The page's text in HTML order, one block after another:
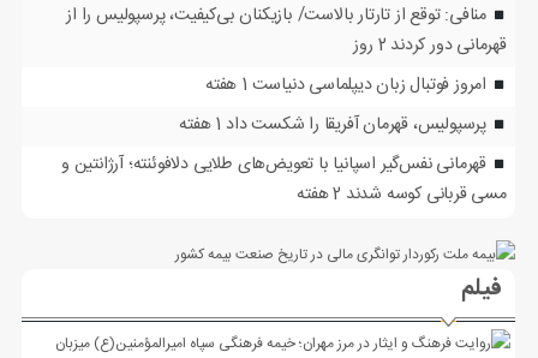
منافی: توقع از تارتار بالاست/ بازیکنان بی‌کیفیت، پرسپولیس را از
قهرمانی دور کردند 2 روز
امروز فوتبال زبان دیپلماسی دنیاست 1 هفته
پرسپولیس، قهرمان آفریقا را شکست داد 1 هفته
قهرمانی نفس‌گیر اسپانیا با تعویض‌های طلایی دلافوئنته؛ آرژانتین و
مسی قربانی کوسه شدند 2 هفته
فیلم